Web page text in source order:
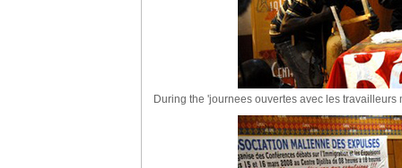
During the 'journees ouvertes avec les